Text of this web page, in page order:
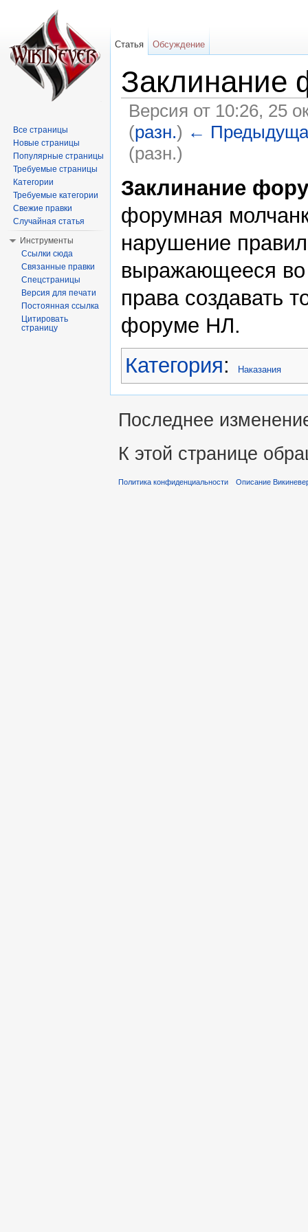
Заклинание
Версия от 10:26, 25
(разн.) ←
(разн.)
Заклинание
форумная
нарушение
выражающееся
права создавать
форуме НЛ.
Категория: Наказания
Статья Обсуждение
Все страницы
Новые страницы
Популярные страницы
Требуемые страницы
Категории
Требуемые категории
Свежие правки
Случайная статья
Инструменты
Ссылки сюда
Связанные правки
Спецстраницы
Версия для печати
Постоянная ссылка
Цитировать
страницу
Последнее
К этой странице
Политика конфиденциальности Описание